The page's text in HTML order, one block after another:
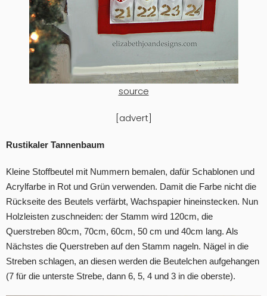
source
[advert]
Rustikaler Tannenbaum
Kleine Stoffbeutel mit Nummern bemalen, dafür Schablonen und
Acrylfarbe in Rot und Grün verwenden. Damit die Farbe nicht die
Rückseite des Beutels verfärbt, Wachspapier hineinstecken. Nun
Holzleisten zuschneiden: der Stamm wird 120cm, die
Querstreben 80cm, 70cm, 60cm, 50 cm und 40cm lang. Als
Nächstes die Querstreben auf den Stamm nageln. Nägel in die
Streben schlagen, an diesen werden die Beutelchen aufgehangen
(7 für die unterste Strebe, dann 6, 5, 4 und 3 in die oberste).